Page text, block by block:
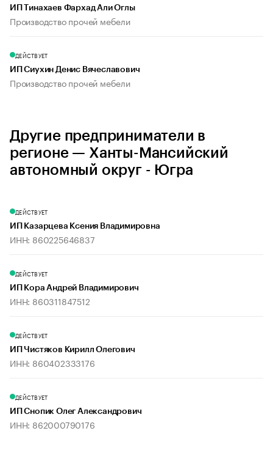
ИП Тинахаев Фархад Али Оглы
Производство прочей мебели
ДЕЙСТВУЕТ
ИП Сиухин Денис Вячеславович
Производство прочей мебели
Другие предприниматели в
регионе — Ханты-Мансийский
автономный округ - Югра
ДЕЙСТВУЕТ
ИП Казарцева Ксения Владимировна
ИНН: 860225646837
ДЕЙСТВУЕТ
ИП Кора Андрей Владимирович
ИНН: 860311847512
ДЕЙСТВУЕТ
ИП Чистяков Кирилл Олегович
ИНН: 860402333176
ДЕЙСТВУЕТ
ИП Снопик Олег Александрович
ИНН: 862000790176